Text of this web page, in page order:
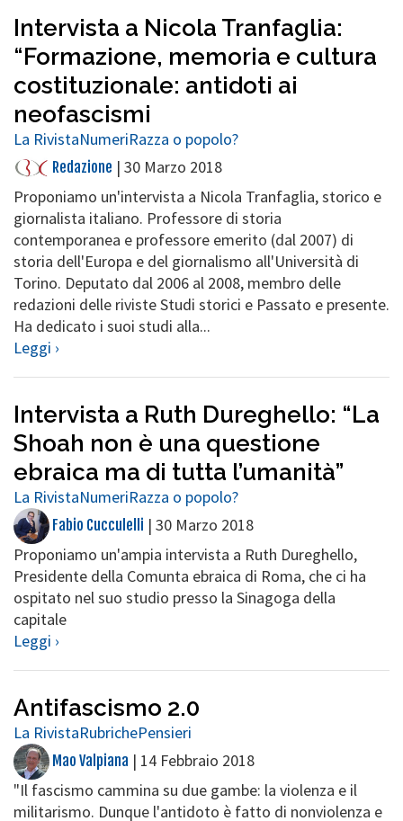
Intervista a Nicola Tranfaglia:
“Formazione, memoria e cultura
costituzionale: antidoti ai
neofascismi
La RivistaNumeriRazza o popolo?
Redazione | 30 Marzo 2018
Proponiamo un'intervista a Nicola Tranfaglia, storico e
giornalista italiano. Professore di storia
contemporanea e professore emerito (dal 2007) di
storia dell'Europa e del giornalismo all'Università di
Torino. Deputato dal 2006 al 2008, membro delle
redazioni delle riviste Studi storici e Passato e presente.
Ha dedicato i suoi studi alla...
Leggi ›
Intervista a Ruth Dureghello: “La
Shoah non è una questione
ebraica ma di tutta l’umanità”
La RivistaNumeriRazza o popolo?
Fabio Cucculelli | 30 Marzo 2018
Proponiamo un'ampia intervista a Ruth Dureghello,
Presidente della Comunta ebraica di Roma, che ci ha
ospitato nel suo studio presso la Sinagoga della
capitale
Leggi ›
Antifascismo 2.0
La RivistaRubrichePensieri
Mao Valpiana | 14 Febbraio 2018
"Il fascismo cammina su due gambe: la violenza e il
militarismo. Dunque l'antidoto è fatto di nonviolenza e